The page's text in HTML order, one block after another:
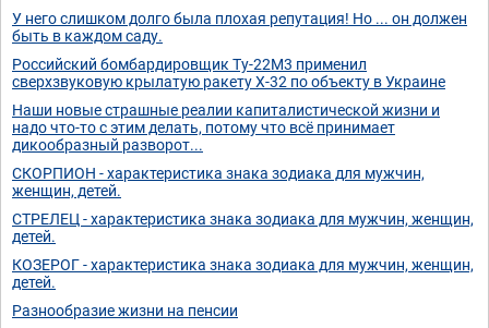
У него слишком долго была плохая репутация! Но ... он должен
быть в каждом саду.
Российский бомбардировщик Ту-22М3 применил
сверхзвуковую крылатую ракету Х-32 по объекту в Украине
Наши новые страшные реалии капиталистической жизни и
надо что-то с этим делать, потому что всё принимает
дикообразный разворот...
СКОРПИОН - характеристика знака зодиака для мужчин,
женщин, детей.
СТРЕЛЕЦ - характеристика знака зодиака для мужчин, женщин,
детей.
КОЗЕРОГ - характеристика знака зодиака для мужчин, женщин,
детей.
Разнообразие жизни на пенсии